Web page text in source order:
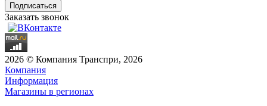
Заказать звонок
2026 © Компания Транспри, 2026
Компания
Информация
Магазины в регионах